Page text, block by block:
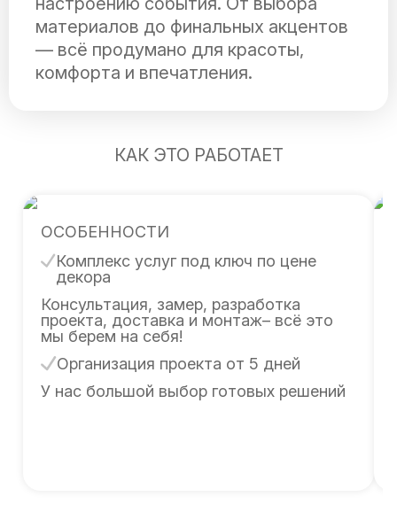
материалов до финальных акцентов
— всё продумано для красоты,
комфорта и впечатления.
КАК ЭТО РАБОТАЕТ
ОСОБЕННОСТИ
Комплекс услуг под ключ по цене
декора
Консультация, замер, разработка
проекта, доставка и монтаж– всё это
мы берем на себя!
Организация проекта от 5 дней
У нас большой выбор готовых решений